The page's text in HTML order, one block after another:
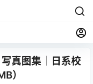
真图集｜日系校
）